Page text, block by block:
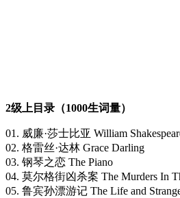
2级上目录（1000生词量）
01. 威廉·莎士比亚 William
02. 格雷丝·达林 Grace Darling
03. 钢琴之恋 The Piano
04. 莫尔格街凶杀案 The Murders In
05. 鲁宾孙漂游记 The Life and